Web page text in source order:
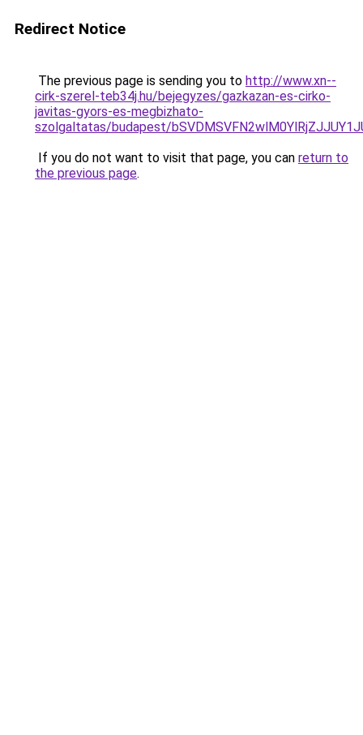
Redirect Notice
The previous page is sending you to http://www.xn--
cirk-szerel-teb34j.hu/bejegyzes/gazkazan-es-cirko-
javitas-gyors-es-megbizhato-
szolgaltatas/budapest/
If you do not want to visit that page, you can return to
the previous page.